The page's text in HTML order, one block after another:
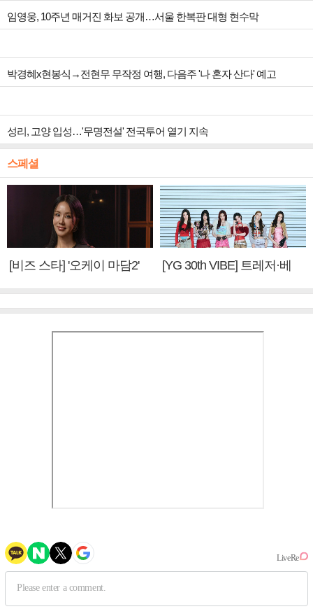
임영웅, 10주년 매거진 화보 공개…서울 한복판 대형 현수막
박경혜x현봉식→전현무 무작정 여행, 다음주 '나 혼자 산다' 예고
성리, 고양 입성…'무명전설' 전국투어 열기 지속
스페셜
[비즈 스타] '오케이 마담2'
[YG 30th VIBE] 트레저·베